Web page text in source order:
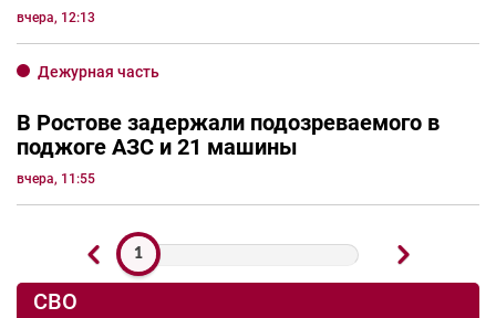
вчера, 12:13
Дежурная часть